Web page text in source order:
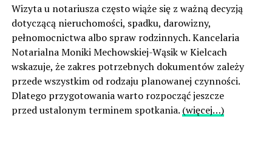
Wizyta u notariusza często wiąże się z ważną decyzją
dotyczącą nieruchomości, spadku, darowizny,
pełnomocnictwa albo spraw rodzinnych. Kancelaria
Notarialna Moniki Mechowskiej-Wąsik w Kielcach
wskazuje, że zakres potrzebnych dokumentów zależy
przede wszystkim od rodzaju planowanej czynności.
Dlatego przygotowania warto rozpocząć jeszcze
przed ustalonym terminem spotkania. (więcej…)